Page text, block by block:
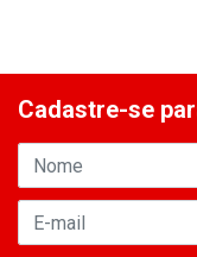
Cadastre-se